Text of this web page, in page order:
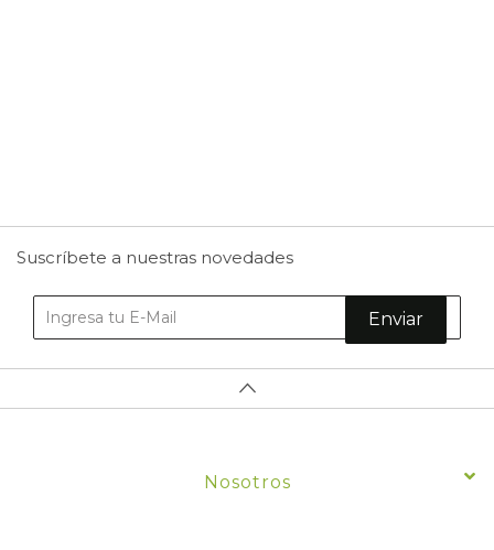
Suscríbete a nuestras novedades
Enviar
Nosotros